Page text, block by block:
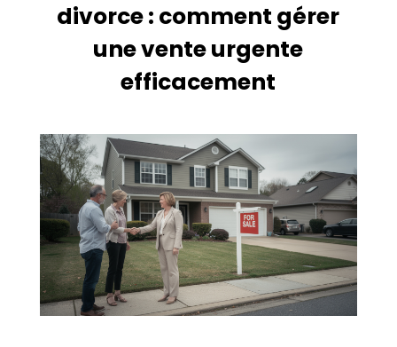
divorce : comment gérer
une vente urgente
efficacement